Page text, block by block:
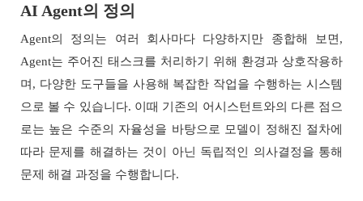
AI Agent의 정의
Agent의 정의는 여러 회사마다 다양하지만 종합해 보면,
Agent는 주어진 태스크를 처리하기 위해 환경과 상호작용하
며, 다양한 도구들을 사용해 복잡한 작업을 수행하는 시스템
으로 볼 수 있습니다. 이때 기존의 어시스턴트와의 다른 점으
로는 높은 수준의 자율성을 바탕으로 모델이 정해진 절차에
따라 문제를 해결하는 것이 아닌 독립적인 의사결정을 통해
문제 해결 과정을 수행합니다.